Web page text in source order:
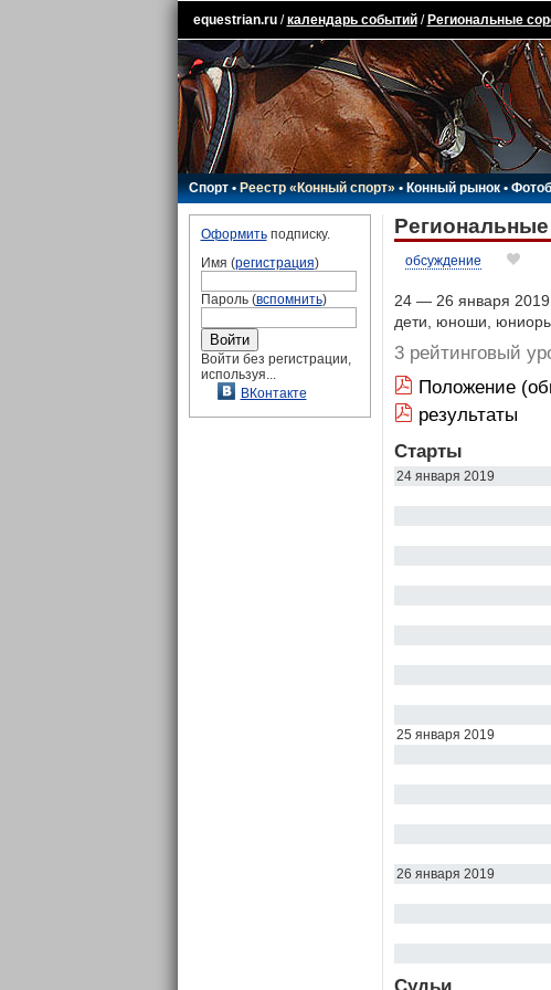
equestrian.ru/календарь событий/ Региональные
Спорт•Реестр «Конный спорт»•Конный рынок•
Оформитьподписку.
Имя (регистрация)
Пароль (вспомнить)
Войти без регистрации,
используя...
ВКонтакте
обсуждение
24 — 26 января 2019
дети, юноши,
3 рейтинговый
Положение
результаты
Старты
24 января 2019
25 января 2019
26 января 2019
Судьи